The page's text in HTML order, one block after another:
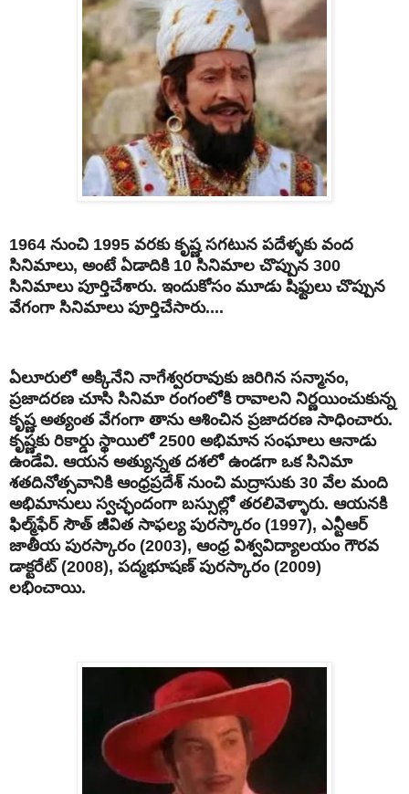
1964 నుంచి 1995 వరకు కృష్ణ సగటున పదేళ్ళకు వంద
సినిమాలు, అంటే ఏడాదికి 10 సినిమాల చొప్పున 300
సినిమాలు పూర్తిచేశారు. ఇందుకోసం మూడు షిఫ్టులు చొప్పున
వేగంగా సినిమాలు పూర్తిచేసారు....
ఏలూరులో అక్కినేని నాగేశ్వరరావుకు జరిగిన సన్మానం,
ప్రజాదరణ చూసి సినిమా రంగంలోకి రావాలని నిర్ణయించుకున్న
కృష్ణ అత్యంత వేగంగా తాను ఆశించిన ప్రజాదరణ సాధించారు.
కృష్ణకు రికార్డు స్థాయిలో 2500 అభిమాన సంఘాలు ఆనాడు
ఉండేవి. ఆయన అత్యున్నత దశలో ఉండగా ఒక సినిమా
శతదినోత్సవానికి ఆంధ్రప్రదేశ్ నుంచి మద్రాసుకు 30 వేల మంది
అభిమానులు స్వచ్ఛందంగా బస్సుల్లో తరలివెళ్ళారు. ఆయనకి
ఫిల్మ్‌ఫేర్ సౌత్ జీవిత సాఫల్య పురస్కారం (1997), ఎన్టీఆర్
జాతీయ పురస్కారం (2003), ఆంధ్ర విశ్వవిద్యాలయం గౌరవ
డాక్టరేట్ (2008), పద్మభూషణ్ పురస్కారం (2009)
లభించాయి.